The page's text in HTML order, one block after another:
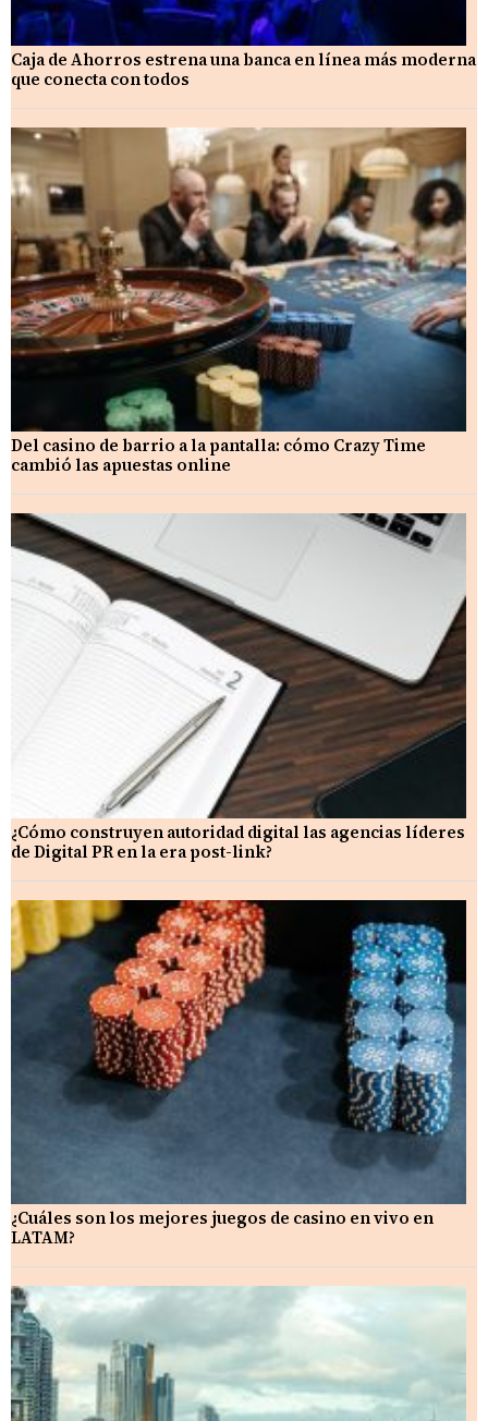
Caja de Ahorros estrena una banca en línea más moderna
que conecta con todos
Del casino de barrio a la pantalla: cómo Crazy Time
cambió las apuestas online
¿Cómo construyen autoridad digital las agencias líderes
de Digital PR en la era post-link?
¿Cuáles son los mejores juegos de casino en vivo en
LATAM?